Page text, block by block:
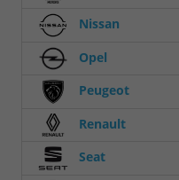
Nissan
Opel
Peugeot
Renault
Seat